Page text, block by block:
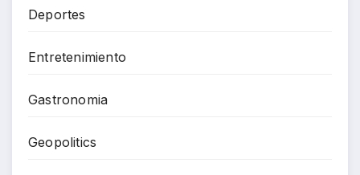
Deportes
Entretenimiento
Gastronomia
Geopolitics